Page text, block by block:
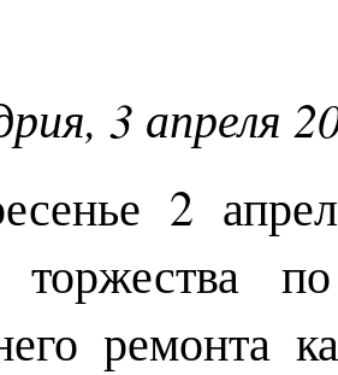
3 апреля
2
ремонта